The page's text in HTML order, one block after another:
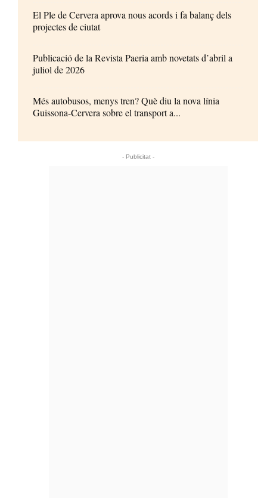
El Ple de Cervera aprova nous acords i fa balanç dels
projectes de ciutat
Publicació de la Revista Paeria amb novetats d’abril a
juliol de 2026
Més autobusos, menys tren? Què diu la nova línia
Guissona-Cervera sobre el transport a...
- Publicitat -